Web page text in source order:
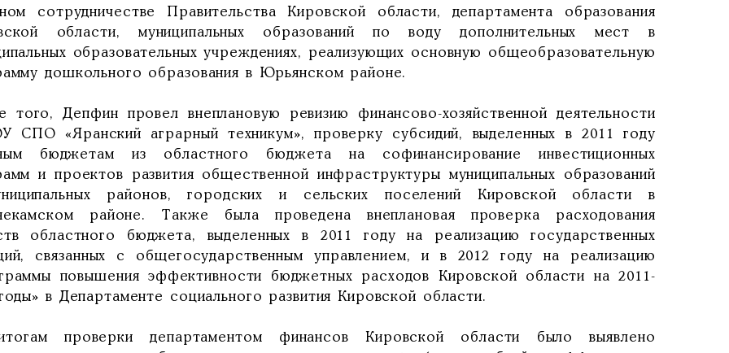
сотрудничестве Правительства Кировской области, департамента образования
области, муниципальных образований по воду дополнительных мест в
образовательных учреждениях, реализующих основную общеобразовательную
дошкольного образования в Юрьянском районе.
того, Депфин провел внеплановую ревизию финансово-хозяйственной деятельности
СПО «Яранский аграрный техникум», проверку субсидий, выделенных в 2011 году
бюджетам из областного бюджета на софинансирование инвестиционных
и проектов развития общественной инфраструктуры муниципальных образований
районов, городских и сельских поселений Кировской области в
районе. Также была проведена внеплановая проверка расходования
областного бюджета, выделенных в 2011 году на реализацию государственных
связанных с общегосударственным управлением, и в 2012 году на реализацию
повышения эффективности бюджетных расходов Кировской области на 2011-
в Департаменте социального развития Кировской области.
проверки департаментом финансов Кировской области было выявлено